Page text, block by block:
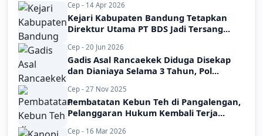
Cep - 14 Apr 2026
Kejari Kabupaten Bandung Tetapkan
Direktur Utama PT BDS Jadi Tersang...
Cep - 20 Jun 2026
Gadis Asal Rancaekek Diduga Disekap
dan Dianiaya Selama 3 Tahun, Pol...
Cep - 27 Nov 2025
Pembatatan Kebun Teh di Pangalengan,
Pelanggaran Hukum Kembali Terja...
Cep - 16 Mar 2026